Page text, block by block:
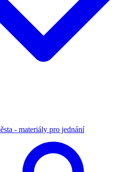
- materiály pro jednání